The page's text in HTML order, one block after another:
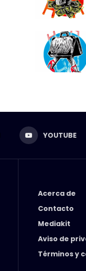
YOUTUBE
Acerca de
Contacto
Mediakit
Aviso de
Términos y